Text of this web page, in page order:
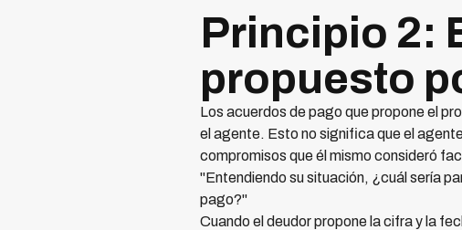
Principio 2:
propuesto
Los acuerdos de pago que propone el
el agente. Esto no significa que el
compromisos que él mismo consideró
"Entendiendo su situación, ¿cuál sería
pago?"
Cuando el deudor propone la cifra y la